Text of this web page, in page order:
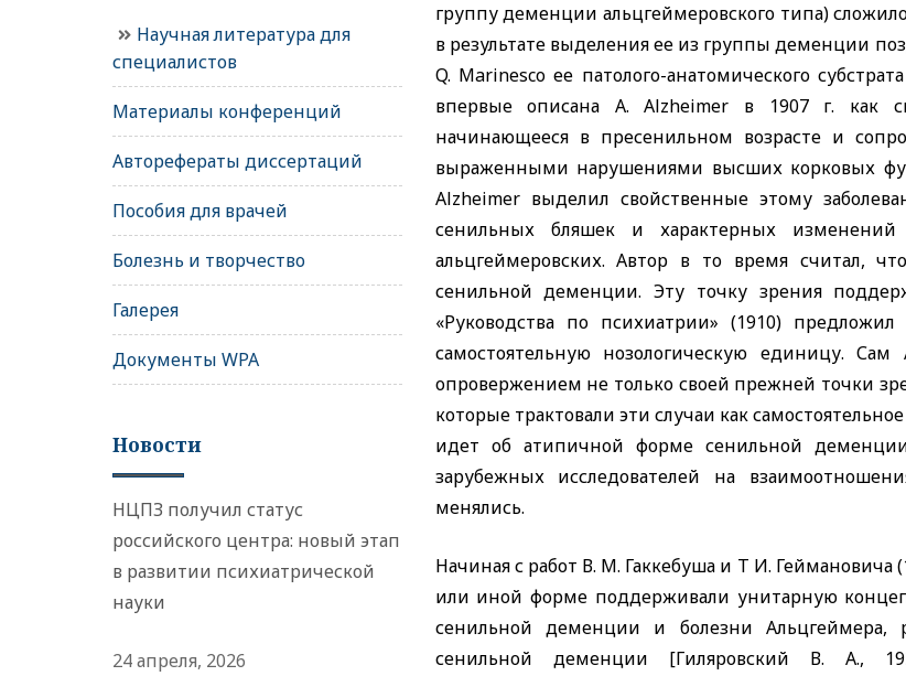
группу деменции альцгеймеровского типа)
в результате выделения ее из группы деменции
Q. Marinescoее патолого-анатомического
впервые описана A. Alzheimer в 1907 г. как
начинающееся в пресенильном возрасте и
выраженными нарушениями высших корковых
Alzheimer выделил свойственные этому
сенильных бляшек и характерных
альцгеймеровских. Автор в то время считал,
сенильной деменции. Эту точку зрения
«Руководства по психиатрии» (1910)
самостоятельную нозологическую единицу. Сам
опровержением не только своей прежней точки
которые трактовали эти случаи как
идет об атипичной форме сенильной
зарубежных исследователей на
менялись.
Начиная с работ В. М. Гаккебуша и Т И.
или иной форме поддерживали унитарную
сенильной деменции и болезни Альцгеймера,
сенильной деменции [Гиляровский В. А.,
Научная литература для
специалистов
Материалы конференций
Авторефераты диссертаций
Пособия для врачей
Болезнь и творчество
Галерея
Документы WPA
Новости
НЦПЗ получил статус
российского центра: новый этап
в развитии психиатрической
науки
24 апреля, 2026